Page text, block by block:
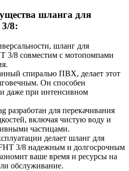
шланга для
8:
шланг для
3/8 совместим с мотопомпами
спиралью ПВХ, делает этот
Он способен
даже при интенсивном
разработан для перекачивания
включая чистую воду и
частицами.
делает шланг для
3/8 надежным и долгосрочным
ваше время и ресурсы на
обслуживание.